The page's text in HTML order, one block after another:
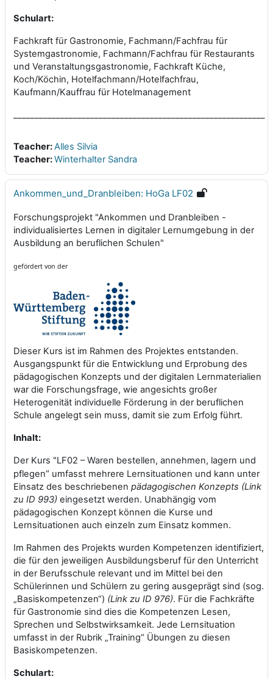
Schulart:
Fachkraft für Gastronomie, Fachmann/Fachfrau für
Systemgastronomie, Fachmann/Fachfrau für Restaurants
und Veranstaltungsgastronomie, Fachkraft Küche,
Koch/Köchin, Hotelfachmann/Hotelfachfrau,
Kaufmann/Kauffrau für Hotelmanagement
Teacher:Alles Silvia
Teacher:Winterhalter Sandra
Ankommen_und_Dranbleiben: HoGa LF02
Forschungsprojekt "Ankommen und Dranbleiben -
individualisiertes Lernen in digitaler Lernumgebung in der
Ausbildung an beruflichen Schulen"
gefördert von der
Dieser Kurs ist im Rahmen des Projektes entstanden.
Ausgangspunkt für die Entwicklung und Erprobung des
pädagogischen Konzepts und der digitalen Lernmaterialien
war die Forschungsfrage, wie angesichts großer
Heterogenität individuelle Förderung in der beruflichen
Schule angelegt sein muss, damit sie zum Erfolg führt.
Inhalt:
Der Kurs "LF02 – Waren bestellen, annehmen, lagern und
pflegen“ umfasst mehrere Lernsituationen und kann unter
Einsatz des beschriebenen pädagogischen Konzepts (Link
zu ID 993) eingesetzt werden. Unabhängig vom
pädagogischen Konzept können die Kurse und
Lernsituationen auch einzeln zum Einsatz kommen.
Im Rahmen des Projekts wurden Kompetenzen identifiziert,
die für den jeweiligen Ausbildungsberuf für den Unterricht
in der Berufsschule relevant und im Mittel bei den
Schülerinnen und Schülern zu gering ausgeprägt sind (sog.
„Basiskompetenzen“) (Link zu ID 976). Für die Fachkräfte
für Gastronomie sind dies die Kompetenzen Lesen,
Sprechen und Selbstwirksamkeit. Jede Lernsituation
umfasst in der Rubrik „Training“ Übungen zu diesen
Basiskompetenzen.
Schulart: